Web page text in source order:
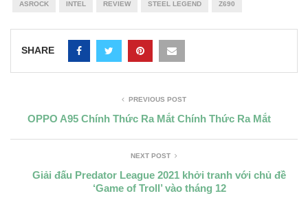
ASROCK INTEL REVIEW STEEL LEGEND Z690
SHARE
PREVIOUS POST
OPPO A95 Chính Thức Ra Mắt Chính Thức Ra Mắt
NEXT POST
Giải đấu Predator League 2021 khởi tranh với chủ đề
‘Game of Troll’ vào tháng 12